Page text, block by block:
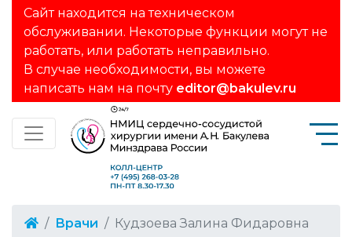
Сайт находится на техническом
обслуживании. Некоторые функции могут не
работать, или работать неправильно.
В случае необходимости, вы можете
написать нам на почту editor@bakulev.ru
Врачи Кудзоева Залина Фидаровна